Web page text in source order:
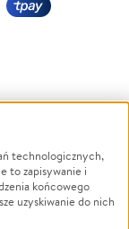
Powódź
Wichura
NGO
technologicznych,
to zapisywanie i
końcowego
uzyskiwanie do nich